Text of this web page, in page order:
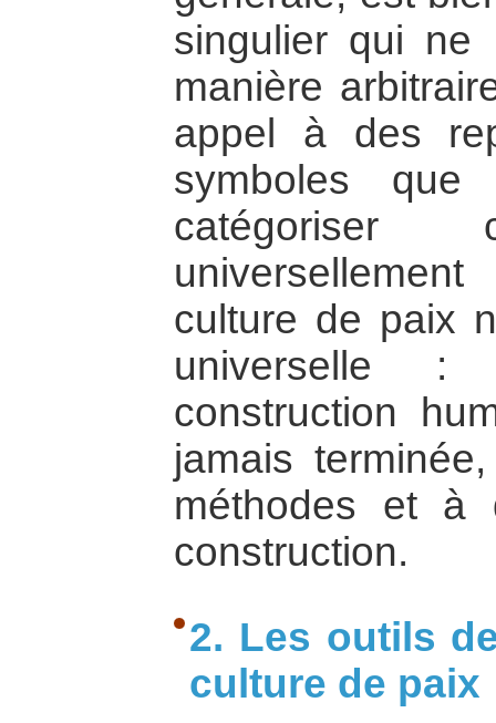
singulier qui ne
manière
appel à des
symboles
catégoriser
culture de paix
universelle
construction
jamais
méthodes et à
construction.
2. Les outils
culture de paix